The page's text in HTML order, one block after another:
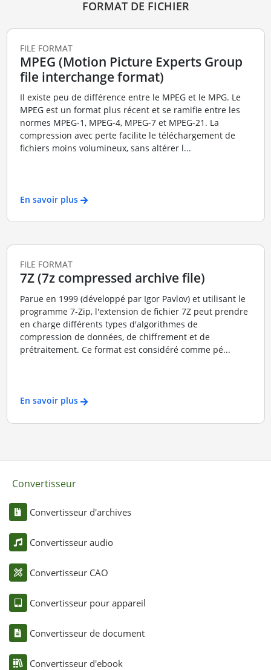
FORMAT DE FICHIER
FILE FORMAT
MPEG (Motion Picture Experts Group
file interchange format)
Il existe peu de différence entre le MPEG et le MPG. Le
MPEG est un format plus récent et se ramifie entre les
normes MPEG-1, MPEG-4, MPEG-7 et MPEG-21. La
compression avec perte facilite le téléchargement de
fichiers moins volumineux, sans altérer l...
En savoir plus
FILE FORMAT
7Z (7z compressed archive file)
Parue en 1999 (développé par Igor Pavlov) et utilisant le
programme 7-Zip, l'extension de fichier 7Z peut prendre
en charge différents types d'algorithmes de
compression de données, de chiffrement et de
prétraitement. Ce format est considéré comme pé...
En savoir plus
Convertisseur
Convertisseur d'archives
Convertisseur audio
Convertisseur CAO
Convertisseur pour appareil
Convertisseur de document
Convertisseur d'ebook